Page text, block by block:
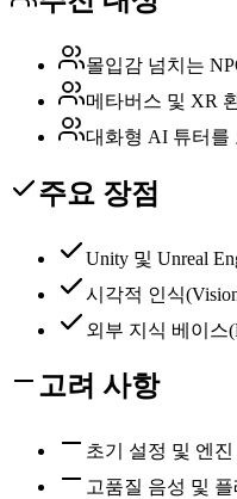
몰입감 넘치는
메타버스 및 XR
대화형 AI 튜터를
주요 장점
Unity 및 Unreal
시각적 인식
외부 지식 베이스
고려 사항
초기 설정 및 엔
고품질 음성 및